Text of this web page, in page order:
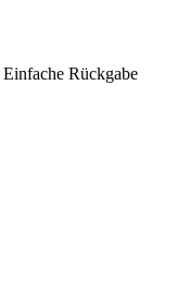
Einfache Rückgabe